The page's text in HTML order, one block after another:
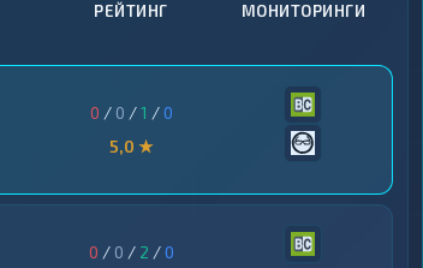
РЕЙТИНГ
МОНИТОРИНГИ
0 / 0 /1 /0
5,0 ★
0 / 0 / 2 /0